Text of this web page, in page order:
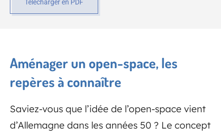
Télécharger en PDF
Aménager un open-space, les
repères à connaître
Saviez-vous que l’idée de l’open-space vient
d’Allemagne dans les années 50 ? Le concept